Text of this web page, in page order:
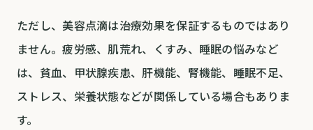
ただし、美容点滴は治療効果を保証するものではあり
ません。疲労感、肌荒れ、くすみ、睡眠の悩みなど
は、貧血、甲状腺疾患、肝機能、腎機能、睡眠不足、
ストレス、栄養状態などが関係している場合もありま
す。